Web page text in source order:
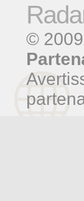
© 2009